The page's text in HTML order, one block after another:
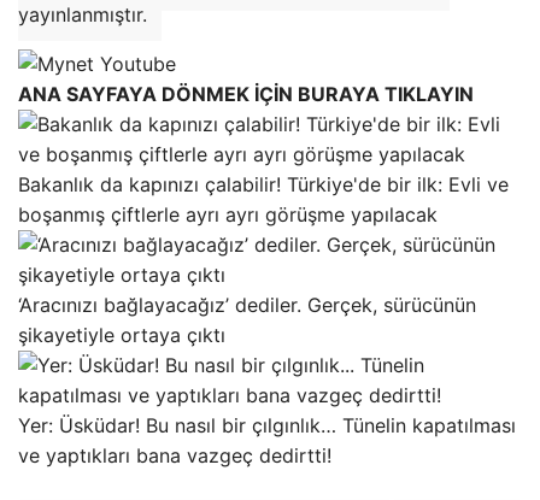
yayınlanmıştır.
ANA SAYFAYA DÖNMEK İÇİN BURAYA TIKLAYIN
Bakanlık da kapınızı çalabilir! Türkiye'de bir ilk: Evli ve
boşanmış çiftlerle ayrı ayrı görüşme yapılacak
‘Aracınızı bağlayacağız’ dediler. Gerçek, sürücünün
şikayetiyle ortaya çıktı
Yer: Üsküdar! Bu nasıl bir çılgınlık… Tünelin kapatılması
ve yaptıkları bana vazgeç dedirtti!